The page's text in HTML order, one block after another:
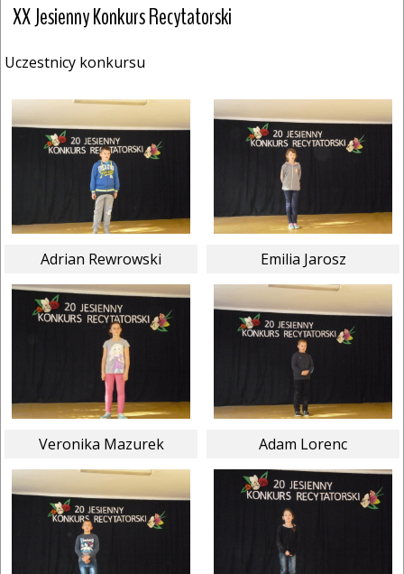
XX Jesienny Konkurs Recytatorski
Uczestnicy konkursu
Adrian Rewrowski Emilia Jarosz
Veronika Mazurek Adam Lorenc